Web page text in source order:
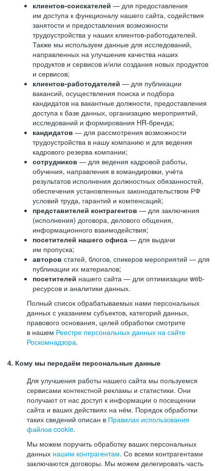
клиентов-соискателей — для предоставления
им доступа к функционалу нашего сайта, содействия
занятости и предоставления возможности
трудоустройства у наших клиентов-работодателей.
Также мы используем данные для исследований,
направленных на улучшение качества наших
продуктов и сервисов и/или создания новых продуктов
и сервисов;
клиентов-работодателей — для публикации
вакансий, осуществления поиска и подбора
кандидатов на вакантные должности, предоставления
доступа к базе данных, организацию мероприятий,
исследований и формирования HR-бренда;
кандидатов — для рассмотрения возможности
трудоустройства в нашу компанию и для ведения
кадрового резерва компании;
сотрудников — для ведения кадровой работы,
обучения, направления в командировки, учёта
результатов исполнения должностных обязанностей,
обеспечения установленных законодательством РФ
условий труда, гарантий и компенсаций;
представителей контрагентов — для заключения
(исполнения) договора, делового общения,
информационного взаимодействия;
посетителей нашего офиса — для выдачи
им пропуска;
авторов статей, блогов, спикеров мероприятий — для
публикации их материалов;
посетителей нашего сайта — для оптимизации web-
ресурсов и аналитики данных.
Полный список обрабатываемых нами персональных
данных с указанием субъектов, категорий данных,
правового основания, целей обработки смотрите
в нашем Реестре персональных данных на сайте
Роскомнадзора.
4. Кому мы передаём персональные данные
Для улучшения работы нашего сайта мы пользуемся
сервисами контекстной рекламы и статистики. Они
получают от нас доступ к информации о посещении
сайта и ваших действиях на нём. Порядок обработки
таких сведений описан в Правилах использования
файлов cookie.
Мы можем поручить обработку ваших персональных
данных нашим контрагентам. Со всеми контрагентами
заключаются договоры. Мы можем делегировать часть